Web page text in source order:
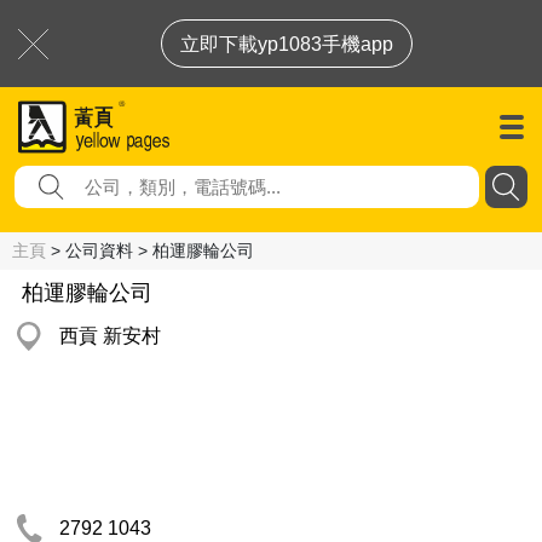
立即下載yp1083手機app
主頁 > 公司資料 > 柏運膠輪公司
柏運膠輪公司
西貢 新安村
2792 1043